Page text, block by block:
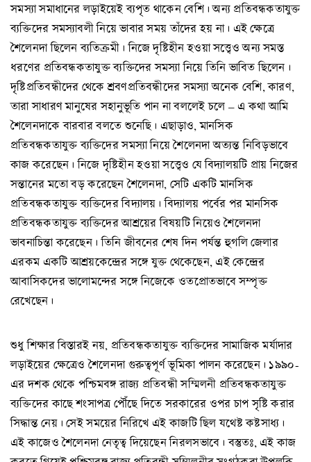
সমস্যা সমাধানের লড়াইয়েই ব্যপৃত থাকেন বেশি। অন্য প্রতিবন্ধকতাযুক্ত
ব্যক্তিদের সমস্যাবলী নিয়ে ভাবার সময় তাঁদের হয় না। এই ক্ষেত্রে
শৈলেনদা ছিলেন ব্যতিক্রমী। নিজে দৃষ্টিহীন হওয়া সত্ত্বেও অন্য সমস্ত
ধরণের প্রতিবন্ধকতাযুক্ত ব্যক্তিদের সমস্যা নিয়ে তিনি ভাবিত ছিলেন।
দৃষ্টিপ্রতিবন্ধীদের থেকে শ্রবণপ্রতিবন্ধীদের সমস্যা অনেক বেশি, কারণ,
তারা সাধারণ মানুষের সহানুভূতি পান না বললেই চলে – এ কথা আমি
শৈলেনদাকে বারবার বলতে শুনেছি। এছাড়াও, মানসিক
প্রতিবন্ধকতাযুক্ত ব্যক্তিদের সমস্যা নিয়ে শৈলেনদা অত্যন্ত নিবিড়ভাবে
কাজ করেছেন। নিজে দৃষ্টিহীন হওয়া সত্ত্বেও যে বিদ্যালয়টি প্রায় নিজের
সন্তানের মতো বড় করেছেন শৈলেনদা, সেটি একটি মানসিক
প্রতিবন্ধকতাযুক্ত ব্যক্তিদের বিদ্যালয়। বিদ্যালয় পর্বের পর মানসিক
প্রতিবন্ধকতাযুক্ত ব্যক্তিদের আশ্রয়ের বিষয়টি নিয়েও শৈলেনদা
ভাবনাচিন্তা করেছেন। তিনি জীবনের শেষ দিন পর্যন্ত হুগলি জেলার
এরকম একটি আশ্রয়কেন্দ্রের সঙ্গে যুক্ত থেকেছেন, এই কেন্দ্রের
আবাসিকদের ভালোমন্দের সঙ্গে নিজেকে ওতপ্রোতভাবে সম্পৃক্ত
রেখেছেন।
শুধু শিক্ষার বিস্তারই নয়, প্রতিবন্ধকতাযুক্ত ব্যক্তিদের সামাজিক মর্যাদার
লড়াইয়ের ক্ষেত্রেও শৈলেনদা গুরুত্বপূর্ণ ভূমিকা পালন করেছেন। ১৯৯০-
এর দশক থেকে পশ্চিমবঙ্গ রাজ্য প্রতিবন্ধী সম্মিলনী প্রতিবন্ধকতাযুক্ত
ব্যক্তিদের কাছে শংসাপত্র পৌঁছে দিতে সরকারের ওপর চাপ সৃষ্টি করার
সিদ্ধান্ত নেয়। সেই সময়ের নিরিখে এই কাজটি ছিল যথেষ্ট কষ্টসাধ্য।
এই কাজেও শৈলেনদা নেতৃত্ব দিয়েছেন নিরলসভাবে। বস্তুতঃ, এই কাজ